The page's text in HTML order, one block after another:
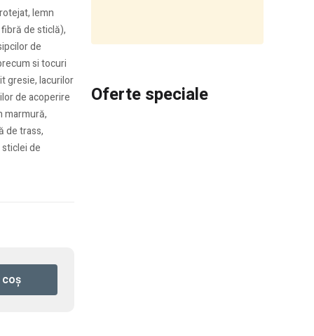
lemn
de sticlă),
de
si tocuri
gresie, lacurilor
de acoperire
marmură,
de trass,
de
Oferte speciale